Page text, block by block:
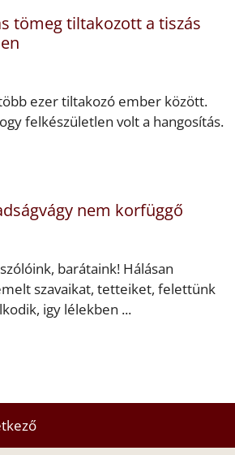
tömeg tiltakozott a tiszás
ezer tiltakozó ember között.
felkészületlen volt a hangosítás.
nem korfüggő
barátaink! Hálásan
szavaikat, tetteiket, felettünk
igy lélekben ...